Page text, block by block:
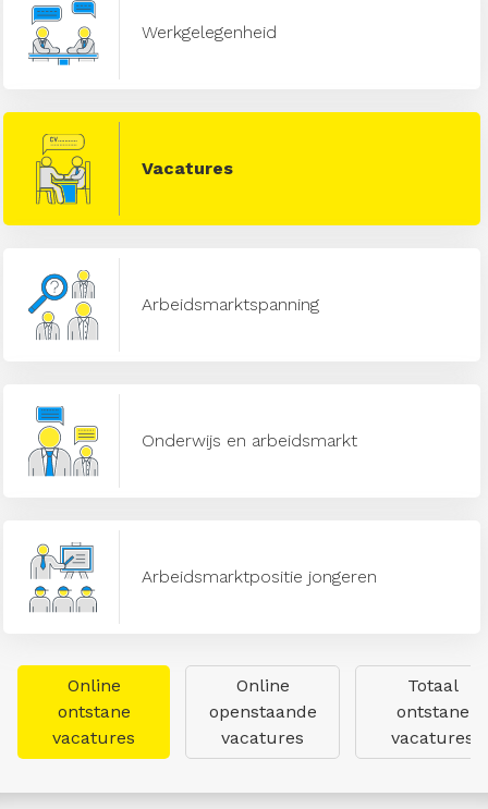
Werkgelegenheid
Vacatures
Arbeidsmarktspanning
Onderwijs en arbeidsmarkt
Arbeidsmarktpositie jongeren
Online
ontstane
vacatures
Online
openstaande
vacatures
Totaal
ontstane
vacatures